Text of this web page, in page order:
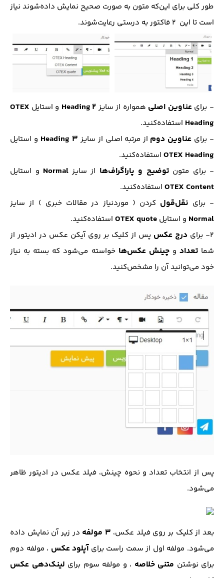
طور کلی برای این‌که متون به صورت صحیح نمایش داده‌شوند نیاز
است تا این 2 فاکتور به درستی رعایت‌شوند.
- برایعناوین اصلی همواره از سایز Heading2 و استایل OTEX
Heading استفاده‌کنید.
- برای عناوین دوم از مرتبه اصلی از سایز Heading 3 و استایل
OTEX Heading استفاده‌کنید.
- برای متون توضیح و پاراگراف‌ها از سایزNormal و استایل
OTEX Content استفاده‌کنید.
- برای نقل‌قول کردن ( مورد‌نیاز در مقالات خبری ) از سایز
Normal و استایل OTEX quote استفاده‌کنید.
2- برای
درج عکس پس از کلیک بر روی آیکن عکس در ادیتور از
شما تعداد وچینش عکس‌ها خواسته‌ می‌شود که بسته به نیاز
خود می‌توانید آن را مشخص‌کنید.
پس از انتخاب تعداد و نحوه چینش، فیلد عکس در ادیتور ظاهر
می‌شود.
بعد از کلیک بر روی فیلد عکس،
در زیر آن نمایش داده
می‌شود. مولفه اول از سمت راست برایآپلود عکس ، مولفه دوم
برای نوشتن متنی خلاصه ، و مولفه سوم برای لینک‌دهی عکس